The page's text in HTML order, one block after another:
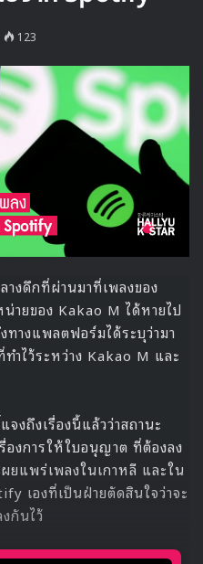
กรุป Block B ที่เดบิวต์ในปี
เกณฑ์ทหารเมื่อปี 2019
ที่ได้กลับมาร้องเพลงหลังจาก
กว่า 2 ปีที่ผมได้กลับมายืนบน
กๆ แต่ก็ได้รับคอมเมนต์ดีๆ
รแสดงแรกของผมหลังจาก
ฑ์ทหารด้วย ผมหวังว่าทุกคน
ของผมในอนาคตกันนะครับ”
มายในการมาออกรายการ
งการจะขึ้นอันดับ 1 ของการ
ด้ปลดประจำการแล้วเป็นที่
มาออกรายการครั้งนี้ถือเป็น
อยากจะโปรโมตต่อไปอีก
V-